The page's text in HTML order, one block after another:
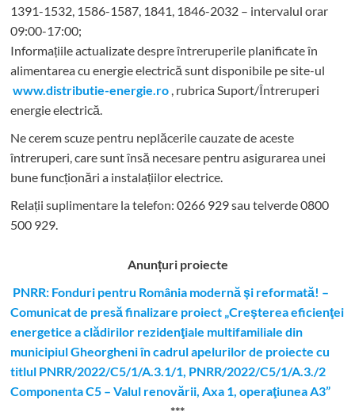
1391-1532, 1586-1587, 1841, 1846-2032 – intervalul orar
09:00-17:00;
Informațiile actualizate despre întreruperile planificate în
alimentarea cu energie electrică sunt disponibile pe site-ul
www.distributie-energie.ro , rubrica Suport/Întreruperi
energie electrică.
Ne cerem scuze pentru neplăcerile cauzate de aceste
întreruperi, care sunt însă necesare pentru asigurarea unei
bune funcționări a instalațiilor electrice.
Relații suplimentare la telefon: 0266 929 sau telverde 0800
500 929.
Anunțuri proiecte
PNRR: Fonduri pentru România modernă şi reformată! –
Comunicat de presă finalizare proiect „Creşterea eficienţei
energetice a clădirilor rezidenţiale multifamiliale din
municipiul Gheorgheni în cadrul apelurilor de proiecte cu
titlul PNRR/2022/C5/1/A.3.1/1, PNRR/2022/C5/1/A.3./2
Componenta C5 – Valul renovării, Axa 1, operaţiunea A3”
***